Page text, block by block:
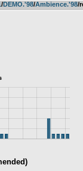
­/­DEMO.'98­/­Ambience.'98/